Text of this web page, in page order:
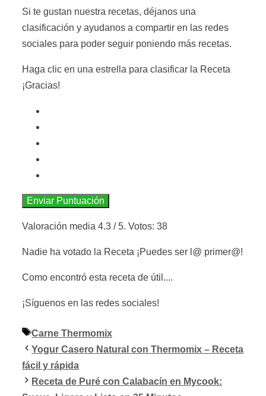
Si te gustan nuestra recetas, déjanos una
clasificación y ayudanos a compartir en las redes
sociales para poder seguir poniendo más recetas.
Haga clic en una estrella para clasificar la Receta
¡Gracias!
Enviar Puntuación
Valoración media 4.3 / 5. Votos: 38
Nadie ha votado la Receta ¡Puedes ser l@ primer@!
Como encontró esta receta de útil....
¡Síguenos en las redes sociales!
Etiquetas
Carne Thermomix
Yogur Casero Natural con Thermomix – Receta
fácil y rápida
Receta de Puré con Calabacín en Mycook: